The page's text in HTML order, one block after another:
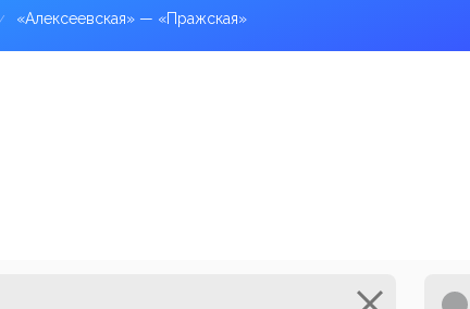
«Алексеевская» — «Пражская»